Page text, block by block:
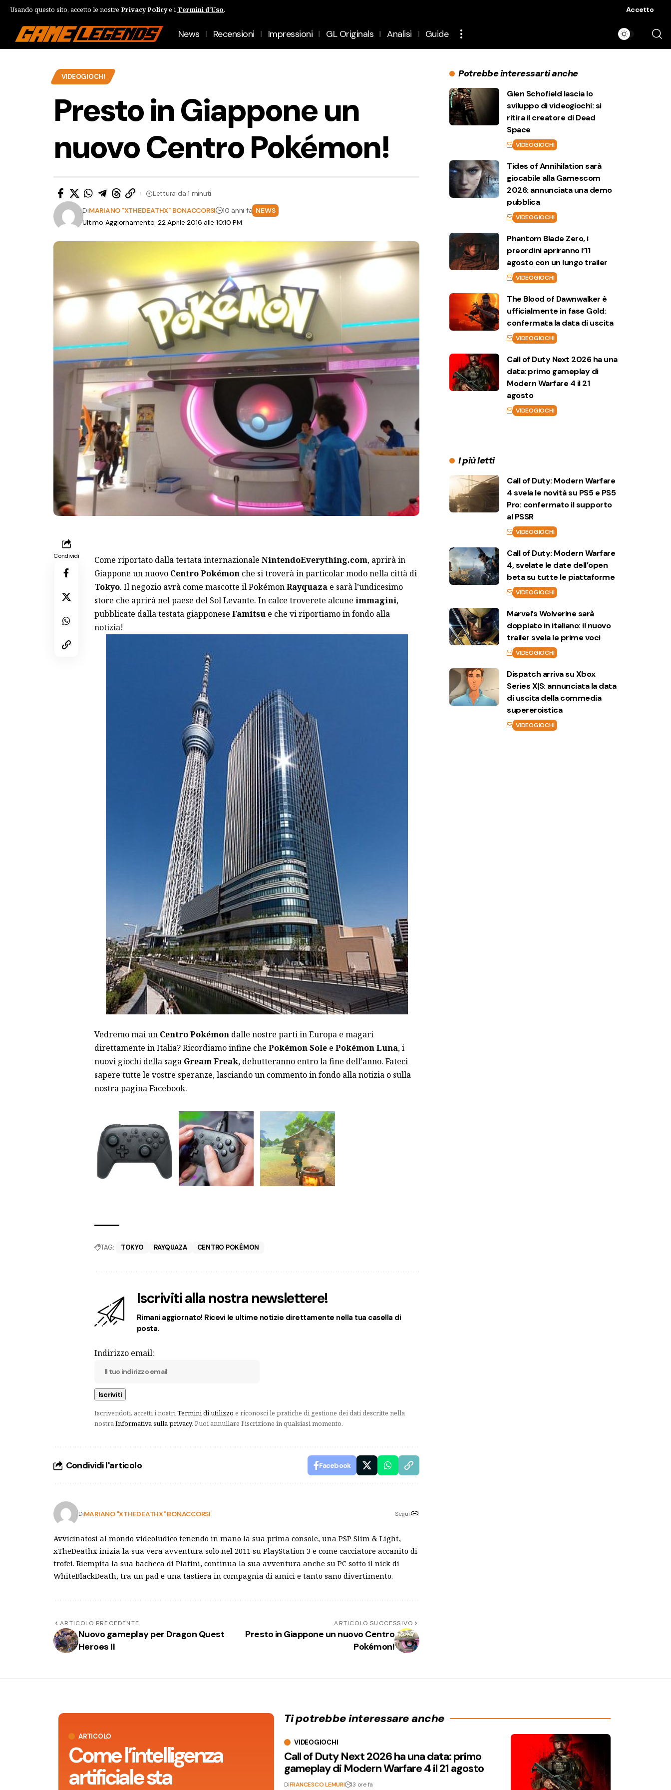
Usando questo sito, accetto le nostre Privacy Policye i Termini d'Uso. Accetto
News Recensioni Impressioni GL Originals Analisi Guide
VIDEOGIOCHI
Presto in Giappone un
nuovo Centro Pokémon!
Ultimo Aggiornamento: 22 Aprile 2016 alle 10:10 PM
DiMARIANO "XTHEDEATHX" BONACCORSI 10 anni fa NEWS
Lettura da 1 minuti
Condividi Come riportato dalla testata internazionale NintendoEverything.com, aprirà in
Giappone un nuovo Centro Pokémon che si troverà in particolar modo nella città di
Tokyo. Il negozio avrà come mascotte il PokémonRayquazae sarà l’undicesimo
store che aprirà nel paese del Sol Levante. In calce troverete alcune immagini,
pubblicate dalla testata giapponese Famitsue che vi riportiamo in fondo alla
notizia!
Vedremo mai un Centro Pokémondalle nostre parti in Europa e magari
direttamente in Italia? Ricordiamo infine che Pokémon Solee Pokémon Luna, i
nuovi giochi della saga Gream Freak, debutteranno entro la fine dell’anno. Fateci
sapere tutte le vostre speranze, lasciando un commento in fondo alla notizia o sulla
nostra pagina Facebook.
TAG: TOKYO RAYQUAZA CENTRO POKÉMON
Iscriviti alla nostra newslettere!
Rimani aggiornato! Ricevi le ultime notizie direttamente nella tua casella di
posta.
Indirizzo email:
Iscrivendoti, accetti i nostriTermini di utilizzo e riconosci le pratiche di gestione dei dati descritte nella
nostraInformativa sulla privacy. Puoi annullare l'iscrizione in qualsiasi momento.
Condividi l'articolo Facebook
DiMARIANO "XTHEDEATHX" BONACCORSI Segui
Avvicinatosi al mondo videoludico tenendo in mano la sua prima console, una PSP Slim & Light,
xTheDeathx inizia la sua vera avventura solo nel 2011 su PlayStation 3 e come cacciatore accanito di
trofei. Riempita la sua bacheca di Platini, continua la sua avventura anche su PC sotto il nick di
WhiteBlackDeath, tra un pad e una tastiera in compagnia di amici e tanto sano divertimento.
ARTICOLO PRECEDENTE
Nuovo gameplay per Dragon Quest
Heroes II
ARTICOLO SUCCESSIVO
Presto in Giappone un nuovo Centro
Pokémon!
Potrebbe interessarti anche
Glen Schofield lascia lo
sviluppo di videogiochi: si
ritira il creatore di Dead
Space
VIDEOGIOCHI
Tides of Annihilation sarà
giocabile alla Gamescom
2026: annunciata una demo
pubblica
VIDEOGIOCHI
Phantom Blade Zero, i
preordini apriranno l’11
agosto con un lungo trailer
VIDEOGIOCHI
The Blood of Dawnwalker è
ufficialmente in fase Gold:
confermata la data di uscita
VIDEOGIOCHI
Call of Duty Next 2026 ha una
data: primo gameplay di
Modern Warfare 4 il 21
agosto
VIDEOGIOCHI
I più letti
Call of Duty: Modern Warfare
4 svela le novità su PS5 e PS5
Pro: confermato il supporto
al PSSR
VIDEOGIOCHI
Call of Duty: Modern Warfare
4, svelate le date dell’open
beta su tutte le piattaforme
VIDEOGIOCHI
Marvel’s Wolverine sarà
doppiato in italiano: il nuovo
trailer svela le prime voci
VIDEOGIOCHI
Dispatch arriva su Xbox
Series X|S: annunciata la data
di uscita della commedia
supereroistica
VIDEOGIOCHI
ARTICOLO
Come l’intelligenza
artificiale sta
Ti potrebbe interessare anche
VIDEOGIOCHI
Call of Duty Next 2026 ha una data: primo
gameplay di Modern Warfare 4 il 21 agosto
DiFRANCESCO LEMURI 13 ore fa